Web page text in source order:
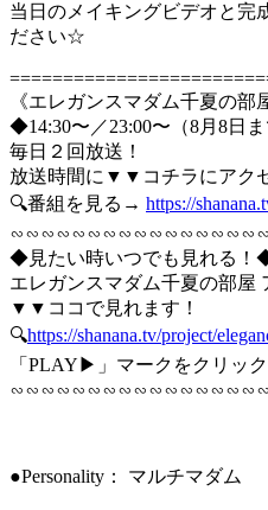
当日のメイキングビデオと完
ださい☆
《エレガンスマダム千夏の部
◆14:30〜／23:00〜（8月8日
毎日２回放送！
放送時間に▼▼コチラにアク
🔍番組を見る→ https://
◆見たい時いつでも見れる！
エレガンスマダム千夏の部屋
▼▼ココで見れます！
🔍https://shanana.tv/project/
「PLAY▶」マークをクリック
●Personality： マルチマダム